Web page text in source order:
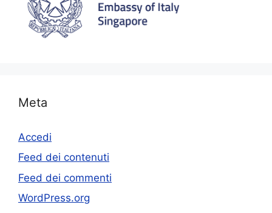
Meta
Accedi
Feed dei contenuti
Feed dei commenti
WordPress.org